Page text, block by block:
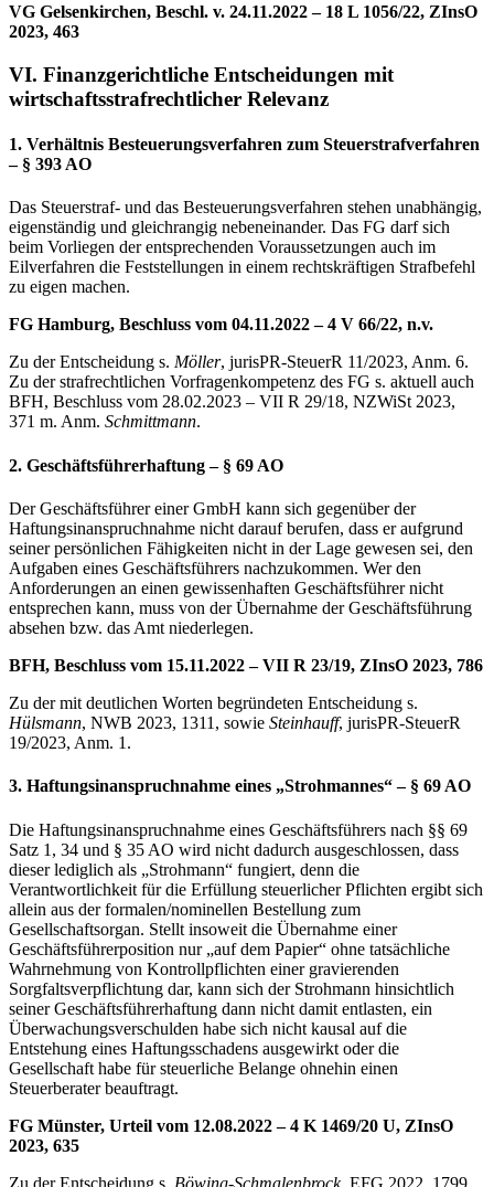
VG Gelsenkirchen, Beschl. v. 24.11.2022 – 18 L 1056/22, ZInsO
2023, 463
VI. Finanzgerichtliche Entscheidungen mit
wirtschaftsstrafrechtlicher Relevanz
1. Verhältnis Besteuerungsverfahren zum Steuerstrafverfahren
– § 393 AO
Das Steuerstraf- und das Besteuerungsverfahren stehen unabhängig,
eigenständig und gleichrangig nebeneinander. Das FG darf sich
beim Vorliegen der entsprechenden Voraussetzungen auch im
Eilverfahren die Feststellungen in einem rechtskräftigen Strafbefehl
zu eigen machen.
FG Hamburg, Beschluss vom 04.11.2022 – 4 V 66/22, n.v.
Zu der Entscheidung s. Möller, jurisPR-SteuerR 11/2023, Anm. 6.
Zu der strafrechtlichen Vorfragenkompetenz des FG s. aktuell auch
BFH, Beschluss vom 28.02.2023 – VII R 29/18, NZWiSt 2023,
371 m. Anm. Schmittmann.
2. Geschäftsführerhaftung – § 69 AO
Der Geschäftsführer einer GmbH kann sich gegenüber der
Haftungsinanspruchnahme nicht darauf berufen, dass er aufgrund
seiner persönlichen Fähigkeiten nicht in der Lage gewesen sei, den
Aufgaben eines Geschäftsführers nachzukommen. Wer den
Anforderungen an einen gewissenhaften Geschäftsführer nicht
entsprechen kann, muss von der Übernahme der Geschäftsführung
absehen bzw. das Amt niederlegen.
BFH, Beschluss vom 15.11.2022 – VII R 23/19, ZInsO 2023, 786
Zu der mit deutlichen Worten begründeten Entscheidung s.
Hülsmann, NWB 2023, 1311, sowie Steinhauff, jurisPR-SteuerR
19/2023, Anm. 1.
3. Haftungsinanspruchnahme eines „Strohmannes“ – § 69 AO
Die Haftungsinanspruchnahme eines Geschäftsführers nach §§ 69
Satz 1, 34 und § 35 AO wird nicht dadurch ausgeschlossen, dass
dieser lediglich als „Strohmann“ fungiert, denn die
Verantwortlichkeit für die Erfüllung steuerlicher Pflichten ergibt sich
allein aus der formalen/nominellen Bestellung zum
Gesellschaftsorgan. Stellt insoweit die Übernahme einer
Geschäftsführerposition nur „auf dem Papier“ ohne tatsächliche
Wahrnehmung von Kontrollpflichten einer gravierenden
Sorgfaltsverpflichtung dar, kann sich der Strohmann hinsichtlich
seiner Geschäftsführerhaftung dann nicht damit entlasten, ein
Überwachungsverschulden habe sich nicht kausal auf die
Entstehung eines Haftungsschadens ausgewirkt oder die
Gesellschaft habe für steuerliche Belange ohnehin einen
Steuerberater beauftragt.
FG Münster, Urteil vom 12.08.2022 – 4 K 1469/20 U, ZInsO
2023, 635
Zu der Entscheidung s. Böwing-Schmalenbrock, EFG 2022, 1799.